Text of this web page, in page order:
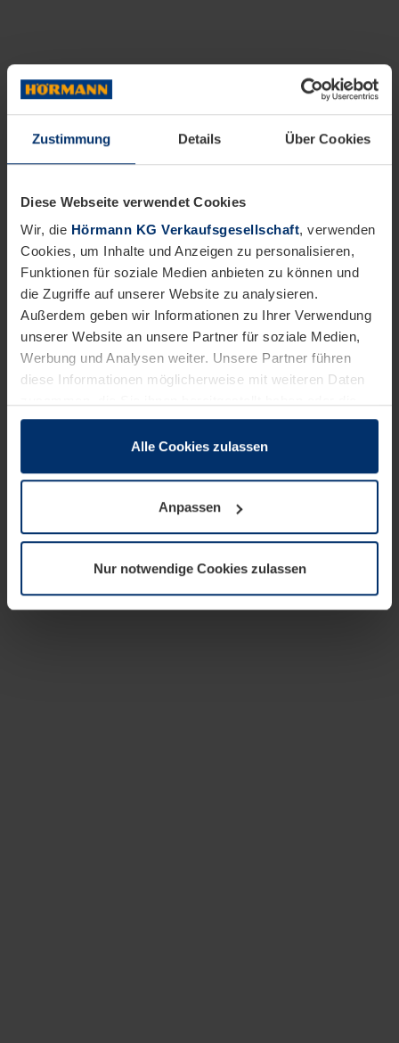
Zustimmung Details Über Cookies
Diese Webseite verwendet Cookies
Wir, die Hörmann KG Verkaufsgesellschaft, verwenden
Cookies, um Inhalte und Anzeigen zu personalisieren,
Funktionen für soziale Medien anbieten zu können und
die Zugriffe auf unserer Website zu analysieren.
Außerdem geben wir Informationen zu Ihrer Verwendung
unserer Website an unsere Partner für soziale Medien,
Werbung und Analysen weiter. Unsere Partner führen
diese Informationen möglicherweise mit weiteren Daten
sie im Rahmen Ihrer Nutzung der Dienste gesammelt
wenn diese für den Betrieb dieser Seite unbedingt
notwendig sind. Für alle anderen Cookie-Typen benötigen
wir Ihre Erlaubnis. Ihre Einwilligung können Sie jederzeit
Datenschutzerklärungunserer Website ändern oder
widerrufen.
Alle Cookies zulassen
Anpassen
Nur notwendige Cookies zulassen